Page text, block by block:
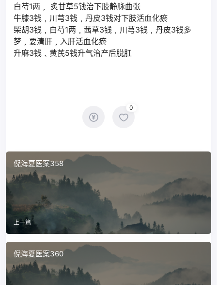
白芍1两﹐ 炙甘草5钱治下肢静脉曲张
牛膝3钱﹐川芎3钱﹐丹皮3钱对下肢活血化瘀
柴胡3钱﹐白芍1两﹐茜草3钱﹐川芎3钱﹐丹皮3钱多
梦﹐要清肝﹐入肝活血化瘀
升麻3钱﹑黄芪5钱升气治产后脱肛
0
倪海夏医案358
上一篇
倪海夏医案360